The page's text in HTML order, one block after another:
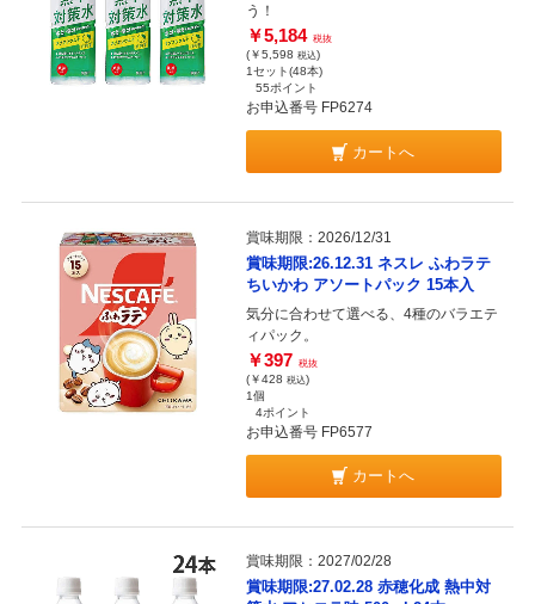
う！
￥5,184 税抜
(￥5,598 税込)
1セット(48本)
55ポイント
お申込番号 FP6274
カートへ
賞味期限：2026/12/31
賞味期限:26.12.31 ネスレ ふわラテ
ちいかわ アソートパック 15本入
気分に合わせて選べる、4種のバラエテ
ィパック。
￥397 税抜
(￥428 税込)
1個
4ポイント
お申込番号 FP6577
カートへ
賞味期限：2027/02/28
賞味期限:27.02.28 赤穂化成 熱中対